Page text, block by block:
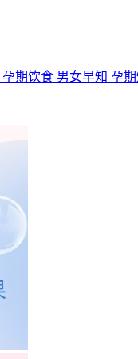
孕期饮食 男女早知 孕